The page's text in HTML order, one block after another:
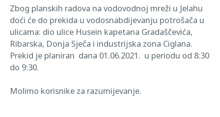
Zbog planskih radova na vodovodnoj mreži u Jelahu
doći će do prekida u vodosnabdijevanju potrošača u
ulicama: dio ulice Husein kapetana Gradaščevića,
Ribarska, Donja Sječa i industrijska zona Ciglana.
Prekid je planiran dana 01.06.2021. u periodu od 8:30
do 9:30.
Molimo korisnike za razumijevanje.